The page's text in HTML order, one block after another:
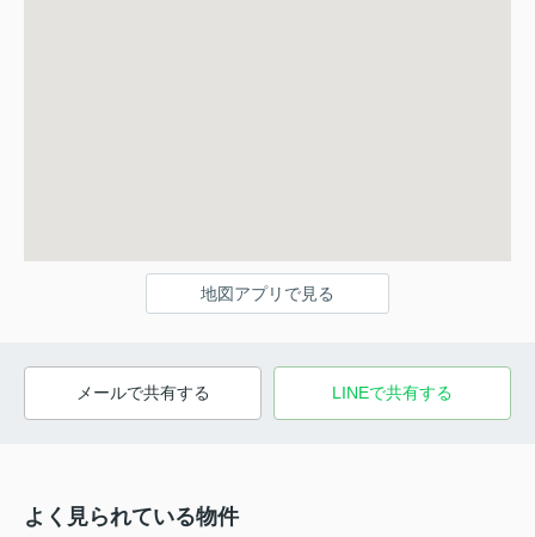
地図アプリで見る
メールで共有する LINEで共有する
よく見られている物件